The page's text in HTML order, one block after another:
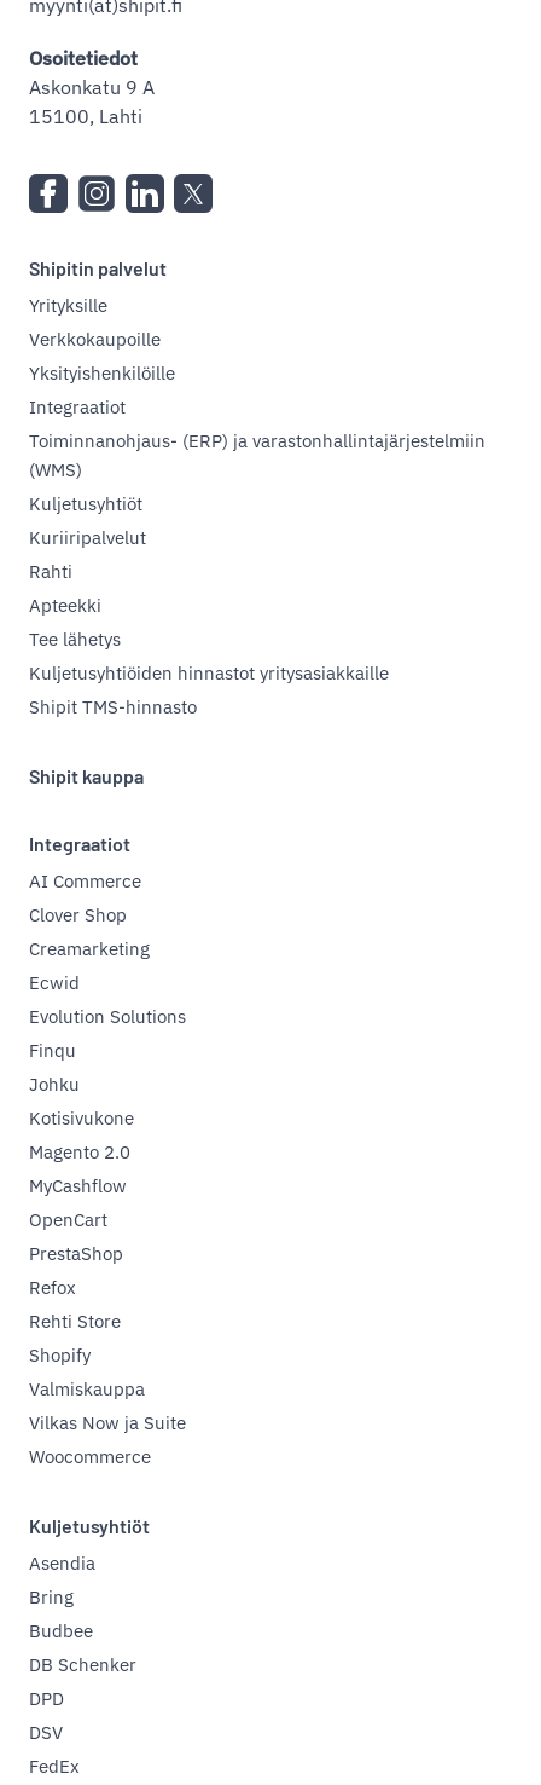
Osoitetiedot
Askonkatu 9 A
15100, Lahti
Shipitin palvelut
Yrityksille
Verkkokaupoille
Yksityishenkilöille
Integraatiot
Toiminnanohjaus- (ERP) ja varastonhallintajärjestelmiin
(WMS)
Kuljetusyhtiöt
Kuriiripalvelut
Rahti
Apteekki
Tee lähetys
Kuljetusyhtiöiden hinnastot yritysasiakkaille
Shipit TMS-hinnasto
Shipit kauppa
Integraatiot
AI Commerce
Clover Shop
Creamarketing
Ecwid
Evolution Solutions
Finqu
Johku
Kotisivukone
Magento 2.0
MyCashflow
OpenCart
PrestaShop
Refox
Rehti Store
Shopify
Valmiskauppa
Vilkas Now ja Suite
Woocommerce
Kuljetusyhtiöt
Asendia
Bring
Budbee
DB Schenker
DPD
DSV
FedEx